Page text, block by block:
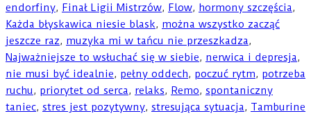
endorfiny, Finał Ligii Mistrzów, Flow, hormony szczęścia,
Każda błyskawica niesie blask, można wszystko zacząć
jeszcze raz, muzyka mi w tańcu nie przeszkadza,
Najważniejsze to wsłuchać się w siebie, nerwica i depresja,
nie musi być idealnie, pełny oddech, poczuć rytm, potrzeba
ruchu, priorytet od serca, relaks, Remo, spontaniczny
taniec, stres jest pozytywny, stresująca sytuacja, Tamburine